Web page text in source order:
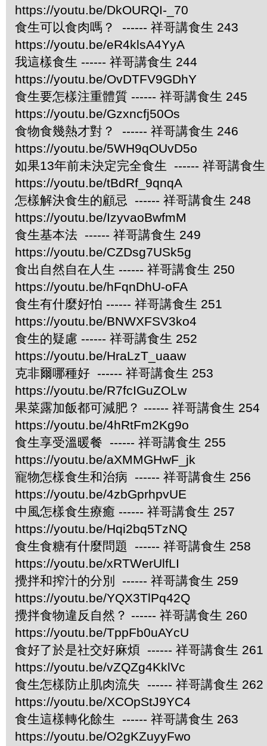
https://youtu.be/DkOURQI-_70
食生可以食肉嗎？ ------ 祥哥講食生 243
https://youtu.be/eR4klsA4YyA
我這樣食生 ------ 祥哥講食生 244
https://youtu.be/OvDTFV9GDhY
食生要怎樣注重體質 ------ 祥哥講食生 245
https://youtu.be/Gzxncfj50Os
食物食幾熱才對？ ------ 祥哥講食生 246
https://youtu.be/5WH9qOUvD5o
如果13年前未決定完全食生 ------ 祥哥講食
https://youtu.be/tBdRf_9qnqA
怎樣解決食生的顧忌 ------ 祥哥講食生 248
https://youtu.be/IzyvaoBwfmM
食生基本法 ------ 祥哥講食生 249
https://youtu.be/CZDsg7USk5g
食出自然自在人生 ------ 祥哥講食生 250
https://youtu.be/hFqnDhU-oFA
食生有什麼好怕 ------ 祥哥講食生 251
https://youtu.be/BNWXFSV3ko4
食生的疑慮 ------ 祥哥講食生 252
https://youtu.be/HraLzT_uaaw
克非爾哪種好 ------ 祥哥講食生 253
https://youtu.be/R7fcIGuZOLw
果菜露加飯都可減肥？ ------ 祥哥講食生 254
https://youtu.be/4hRtFm2Kg9o
食生享受溫暖餐 ------ 祥哥講食生 255
https://youtu.be/aXMMGHwF_jk
寵物怎樣食生和治病 ------ 祥哥講食生 256
https://youtu.be/4zbGprhpvUE
中風怎樣食生療癒 ------ 祥哥講食生 257
https://youtu.be/Hqi2bq5TzNQ
食生食糖有什麼問題 ------ 祥哥講食生 258
https://youtu.be/xRTWerUlfLI
攪拌和搾汁的分別 ------ 祥哥講食生 259
https://youtu.be/YQX3TlPq42Q
攪拌食物違反自然？ ------ 祥哥講食生 260
https://youtu.be/TppFb0uAYcU
食好了於是社交好麻煩 ------ 祥哥講食生 261
https://youtu.be/vZQZg4KklVc
食生怎樣防止肌肉流失 ------ 祥哥講食生 262
https://youtu.be/XCOpStJ9YC4
食生這樣轉化餘生 ------ 祥哥講食生 263
https://youtu.be/O2gKZuyyFwo